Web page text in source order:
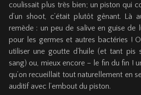
coulissait plus très bien; un piston qui
d’un shoot, c’était plutôt gênant. Là
remède : un peu de salive en guise de
pour les germes et autres bactéries !
utiliser une goutte d’huile (et tant pis
sang) ou, mieux encore – le fin du fin !
qu’on recueillait tout naturellement en
auditif avec l’embout du piston.